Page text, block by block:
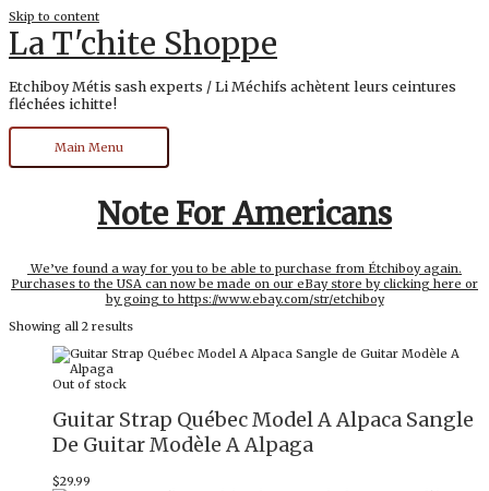
Skip to content
La T'chite Shoppe
Etchiboy Métis sash experts / Li Méchifs achètent leurs ceintures
fléchées ichitte!
Main Menu
Note For Americans
We’ve found a way for you to be able to purchase from Étchiboy again.
Purchases to the USA can now be made on our eBay store by clicking here or
by going to https://www.ebay.com/str/etchiboy
Showing all 2 results
Out of stock
Guitar Strap Québec Model A Alpaca Sangle
De Guitar Modèle A Alpaga
$29.99